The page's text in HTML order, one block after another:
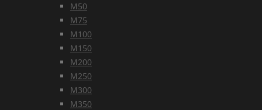
М50
М75
М100
М150
М200
М250
М300
М350